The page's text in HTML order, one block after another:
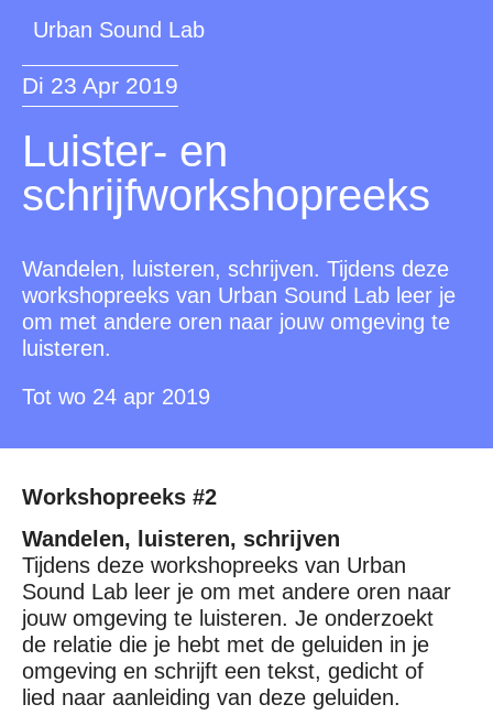
Urban Sound Lab
Di 23 Apr 2019
Luister- en
schrijfworkshopreeks
Wandelen, luisteren, schrijven. Tijdens deze
workshopreeks van Urban Sound Lab leer je
om met andere oren naar jouw omgeving te
luisteren.
Tot wo 24 apr 2019
Workshopreeks #2
Wandelen, luisteren, schrijven
Tijdens deze workshopreeks van Urban
Sound Lab leer je om met andere oren naar
jouw omgeving te luisteren. Je onderzoekt
de relatie die je hebt met de geluiden in je
omgeving en schrijft een tekst, gedicht of
lied naar aanleiding van deze geluiden.